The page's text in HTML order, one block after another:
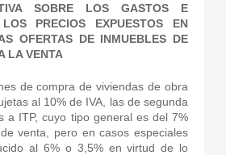
SOBRE LOS GASTOS E
PRECIOS EXPUESTOS EN
OFERTAS DE INMUEBLES DE
LA VENTA
de compra de viviendas de obra
al 10% de IVA, las de segunda
a ITP, cuyo tipo general es del 7%
venta, pero en casos especiales
al 6% o 3,5% en virtud de lo